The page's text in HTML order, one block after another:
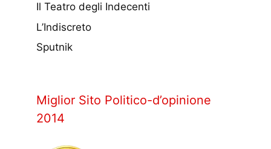
Il Teatro degli Indecenti
L’Indiscreto
Sputnik
Miglior Sito Politico-d’opinione
2014